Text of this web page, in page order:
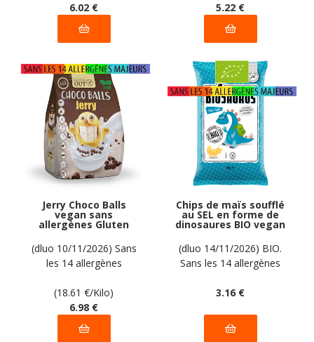
déclarées par le
fabricant.
6.02 €
5.22 €
Jerry Choco Balls
vegan sans
allergènes Gluten
Out : 375 grammes
(dluo 10/11/2026) Sans
les 14 allergènes
(18.61 €/Kilo)
6.98 €
Chips de maïs soufflé
au SEL en forme de
dinosaures BIO vegan
sans allergènes
Biosaurus : 50
grammes
(dluo 14/11/2026) BIO.
Sans les 14 allergènes
3.16 €